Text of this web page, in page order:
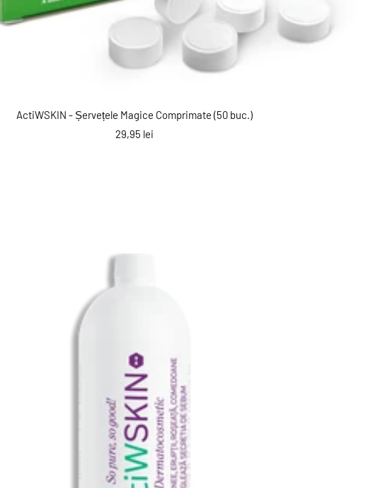
ActiWSKIN - Șervețele Magice Comprimate (50 buc.)
Preț
29,95 lei